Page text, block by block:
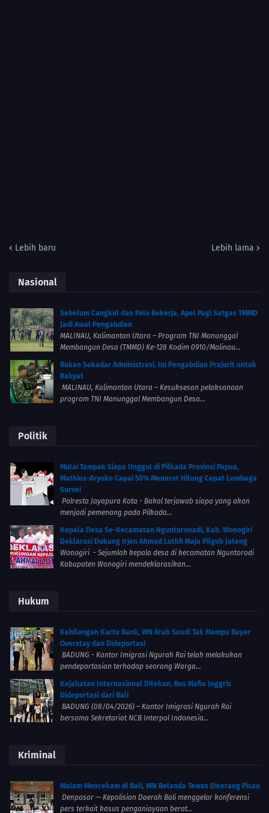
Lebih baru Lebih lama
Nasional
Sebelum Cangkul dan Palu Bekerja, Apel Pagi Satgas TMMD
Jadi Awal Pengabdian
MALINAU, Kalimantan Utara – Program TNI Manunggal
Membangun Desa (TMMD) Ke-128 Kodim 0910/Malinau...
Bukan Sekadar Administrasi, Ini Pengabdian Prajurit untuk
Rakyat
MALINAU, Kalimantan Utara – Kesuksesan pelaksanaan
program TNI Manunggal Membangun Desa...
Politik
Mulai Tampak Siapa Unggul di Pilkada Provinsi Papua,
Mathius-Aryoko Capai 50% Menurut Hitung Cepat Lembaga
Survei
Polresta Jayapura Kota - Bakal terjawab siapa yang akan
menjadi pemenang pada Pilkada...
Kepala Desa Se-Kecamatan Ngunturonadi, Kab. Wonogiri
Deklarasi Dukung Irjen Ahmad Luthfi Maju Pilgub Jateng
Wonogiri - Sejumlah kepala desa di kecamatan Nguntorodi
Kabupaten Wonogiri mendeklarasikan...
Hukum
Kehilangan Kartu Bank, WN Arab Saudi Tak Mampu Bayar
Overstay dan Dideportasi
BADUNG - Kantor Imigrasi Ngurah Rai telah melakukan
pendeportasian terhadap seorang Warga...
Kejahatan Internasional Ditekan, Bos Mafia Inggris
Dideportasi dari Bali
BADUNG (08/04/2026) – Kantor Imigrasi Ngurah Rai
bersama Sekretariat NCB Interpol Indonesia...
Kriminal
Malam Mencekam di Bali, WN Belanda Tewas Diserang Pisau
Denpasar — Kepolisian Daerah Bali menggelar konferensi
pers terkait kasus penganiayaan berat...